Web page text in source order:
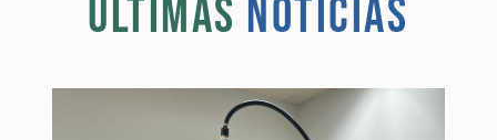
ÚLTIMAS NOTÍCIAS